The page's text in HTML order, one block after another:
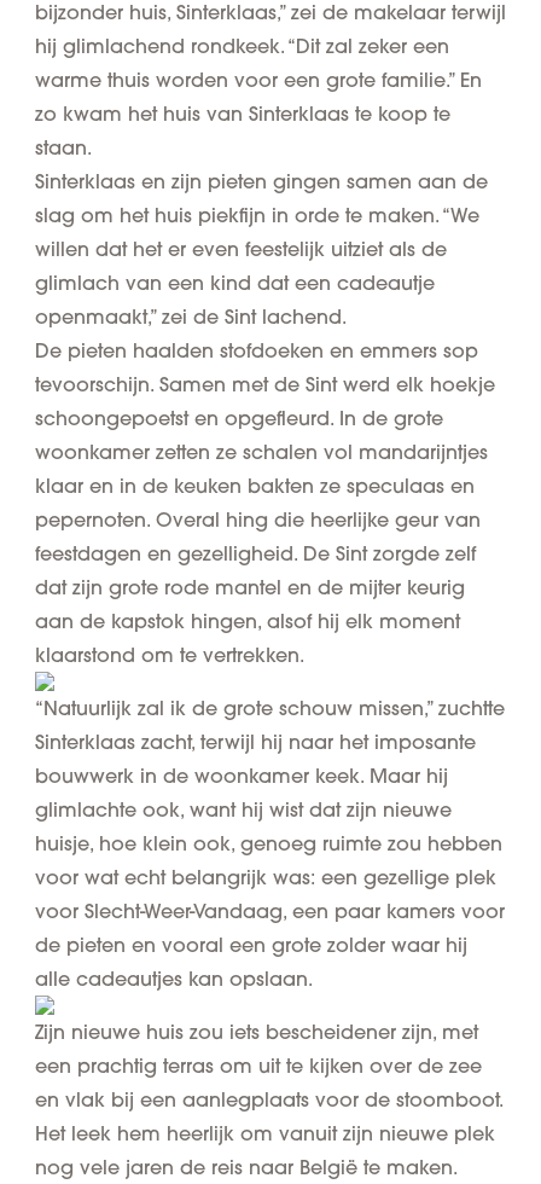
bijzonder huis, Sinterklaas,” zei de makelaar terwijl
hij glimlachend rondkeek. “Dit zal zeker een
warme thuis worden voor een grote familie.” En
zo kwam het huis van Sinterklaas te koop te
staan.
Sinterklaas en zijn pieten gingen samen aan de
slag om het huis piekfijn in orde te maken. “We
willen dat het er even feestelijk uitziet als de
glimlach van een kind dat een cadeautje
openmaakt,” zei de Sint lachend.
De pieten haalden stofdoeken en emmers sop
tevoorschijn. Samen met de Sint werd elk hoekje
schoongepoetst en opgefleurd. In de grote
woonkamer zetten ze schalen vol mandarijntjes
klaar en in de keuken bakten ze speculaas en
pepernoten. Overal hing die heerlijke geur van
feestdagen en gezelligheid. De Sint zorgde zelf
dat zijn grote rode mantel en de mijter keurig
aan de kapstok hingen, alsof hij elk moment
klaarstond om te vertrekken.
“Natuurlijk zal ik de grote schouw missen,” zuchtte
Sinterklaas zacht, terwijl hij naar het imposante
bouwwerk in de woonkamer keek. Maar hij
glimlachte ook, want hij wist dat zijn nieuwe
huisje, hoe klein ook, genoeg ruimte zou hebben
voor wat echt belangrijk was: een gezellige plek
voor Slecht-Weer-Vandaag, een paar kamers voor
de pieten en vooral een grote zolder waar hij
alle cadeautjes kan opslaan.
Zijn nieuwe huis zou iets bescheidener zijn, met
een prachtig terras om uit te kijken over de zee
en vlak bij een aanlegplaats voor de stoomboot.
Het leek hem heerlijk om vanuit zijn nieuwe plek
nog vele jaren de reis naar België te maken.